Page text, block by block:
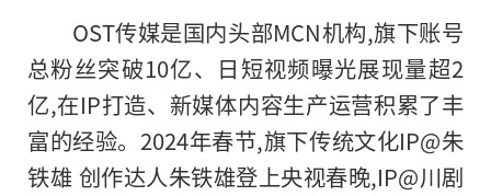
OST传媒是国内头部MCN机构,旗下账号
总粉丝突破10亿、日短视频曝光展现量超2
亿,在IP打造、新媒体内容生产运营积累了丰
富的经验。2024年春节,旗下传统文化IP@朱
铁雄 创作达人朱铁雄登上央视春晚,IP@川剧